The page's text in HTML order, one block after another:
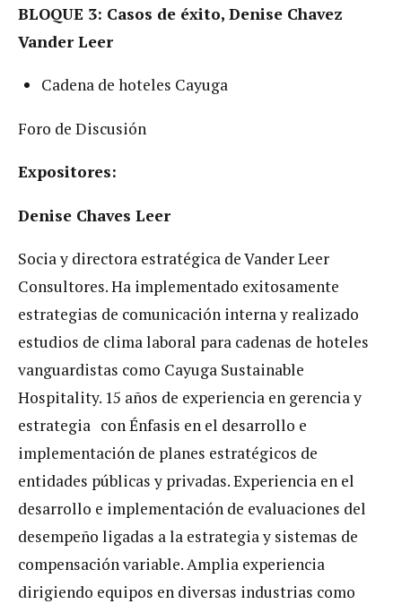
BLOQUE 3: Casos de éxito, Denise Chavez
Vander Leer
Cadena de hoteles Cayuga
Foro de Discusión
Expositores:
Denise Chaves Leer
Socia y directora estratégica de Vander Leer
Consultores. Ha implementado exitosamente
estrategias de comunicación interna y realizado
estudios de clima laboral para cadenas de hoteles
vanguardistas como Cayuga Sustainable
Hospitality. 15 años de experiencia en gerencia y
estrategia con Énfasis en el desarrollo e
implementación de planes estratégicos de
entidades públicas y privadas. Experiencia en el
desarrollo e implementación de evaluaciones del
desempeño ligadas a la estrategia y sistemas de
compensación variable. Amplia experiencia
dirigiendo equipos en diversas industrias como